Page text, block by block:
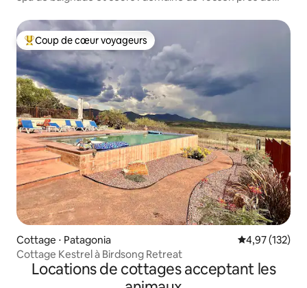
Coups de cœur voyageurs les plus appréciés
Coup de cœur voyageurs
Cottage ⋅ Patagonia Évaluation
4,97 (132)
Cottage Kestrel à Birdsong Retreat
Locations de cottages acceptant les